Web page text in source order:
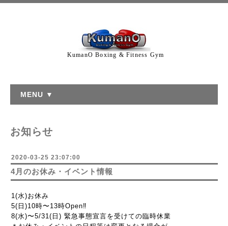
KumanO Boxing & Fitness Gym
MENU ▼
お知らせ
2020-03-25 23:07:00
4月のお休み・イベント情報
1(水)お休み
5(日)10時〜13時Open‼︎
8(水)〜5/31(日) 緊急事態宣言を受けての臨時休業